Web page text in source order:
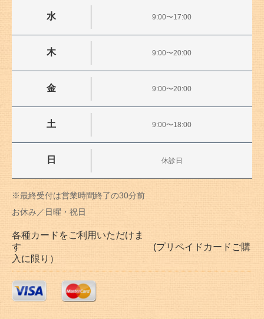
水 9:00〜17:00
木 9:00〜20:00
金 9:00〜20:00
土 9:00〜18:00
日 休診日
※最終受付は営業時間終了の30分前
お休み／日曜・祝日
各種カードをご利用いただけま
す (プリペイドカードご購
入に限り）